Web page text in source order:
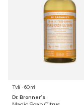
Tvål ⋅ 60 ml
Dr. Bronner’s